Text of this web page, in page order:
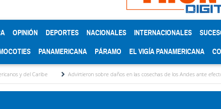
OPINIÓN DEPORTES NACIONALES INTERNACIONALES
PANAMERICANA PÁRAMO EL VIGÍA PANAMERICANA
Advirtieron sobre daños en las cosechas de los Andes ante efectos del